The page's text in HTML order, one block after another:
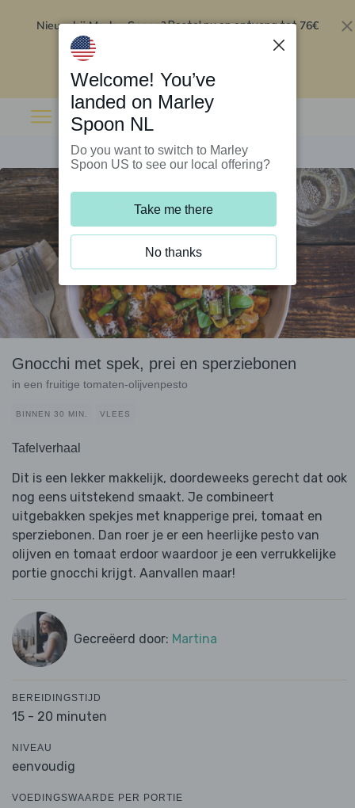
Nieuw bij Marley Spoon?Bestel nu en ontvang tot 76€
Gnocchi met spek, prei en sperziebonen
in een fruitige tomaten-olijvenpesto
BINNEN 30 MIN. VLEES
Tafelverhaal
Dit is een lekker makkelijk, doordeweeks gerecht dat ook
nog eens uitstekend smaakt. Je combineert
uitgebakken spekjes met knapperige prei, tomaat en
sperziebonen. Dan roer je er een heerlijke pesto van
olijven en tomaat erdoor waardoor je een verrukkelijke
portie gnocchi krijgt. Aanvallen maar!
Gecreëerd door: Martina
BEREIDINGSTIJD
15 - 20 minuten
NIVEAU
eenvoudig
VOEDINGSWAARDE PER PORTIE
Welcome! You’ve
landed on Marley
Spoon NL
Do you want to switch to Marley
Spoon US to see our local offering?
Take me there
No thanks